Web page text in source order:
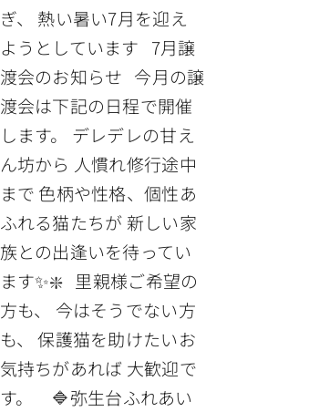
ぎ、 熱い暑い7月を迎え
ようとしています 7月譲
渡会のお知らせ 今月の譲
渡会は下記の日程で開催
します。 デレデレの甘え
ん坊から 人慣れ修行途中
まで 色柄や性格、個性あ
ふれる猫たちが 新しい家
族との出逢いを待ってい
ます✨❇️ 里親様ご希望の
方も、 今はそうでない方
も、 保護猫を助けたいお
気持ちがあれば 大歓迎で
す。 🔷弥生台ふれあい